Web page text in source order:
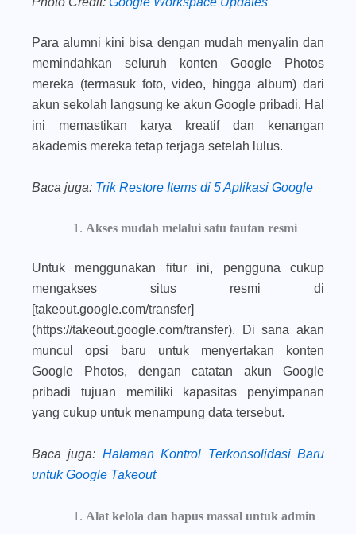
Para alumni kini bisa dengan mudah menyalin dan
memindahkan seluruh konten Google Photos
mereka (termasuk foto, video, hingga album) dari
akun sekolah langsung ke akun Google pribadi. Hal
ini memastikan karya kreatif dan kenangan
akademis mereka tetap terjaga setelah lulus.
Baca juga: Trik Restore Items di 5 Aplikasi Google
Akses mudah melalui satu tautan resmi
Untuk menggunakan fitur ini, pengguna cukup
mengakses situs resmi di
[takeout.google.com/transfer]
(https://takeout.google.com/transfer). Di sana akan
muncul opsi baru untuk menyertakan konten
Google Photos, dengan catatan akun Google
pribadi tujuan memiliki kapasitas penyimpanan
yang cukup untuk menampung data tersebut.
Baca juga: Halaman Kontrol Terkonsolidasi Baru
untuk Google Takeout
Alat kelola dan hapus massal untuk admin